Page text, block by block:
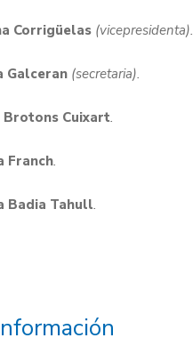
Corrigüelas (vicepresidenta).
Galceran (secretaria).
Brotons Cuixart.
Franch.
Badia Tahull.